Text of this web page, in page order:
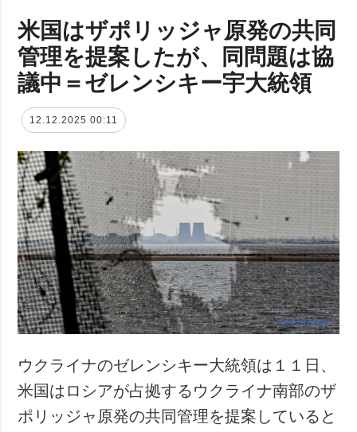
米国はザポリッジャ原発の共同
管理を提案したが、同問題は協
議中＝ゼレンシキー宇大統領
12.12.2025 00:11
ウクライナのゼレンシキー大統領は１１日、
米国はロシアが占拠するウクライナ南部のザ
ポリッジャ原発の共同管理を提案していると